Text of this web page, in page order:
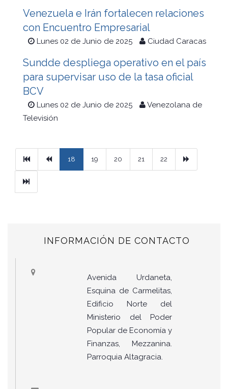
Venezuela e Irán fortalecen relaciones
con Encuentro Empresarial
Lunes 02 de Junio de 2025 Ciudad Caracas
Sundde despliega operativo en el país
para supervisar uso de la tasa oficial
BCV
Lunes 02 de Junio de 2025
Venezolana de
Televisión
PrimeraPrevious
18 19 20 21 22
Ultimo
INFORMACIÓN DE CONTACTO
Avenida Urdaneta,
Esquina de Carmelitas,
Edificio Norte del
Ministerio del Poder
Popular de Economía y
Finanzas, Mezzanina.
Parroquia Altagracia.